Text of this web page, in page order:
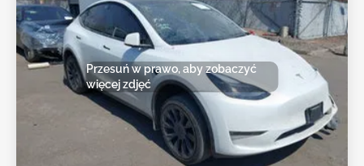
Przesuń w prawo, aby zobaczyć
więcej zdjęć